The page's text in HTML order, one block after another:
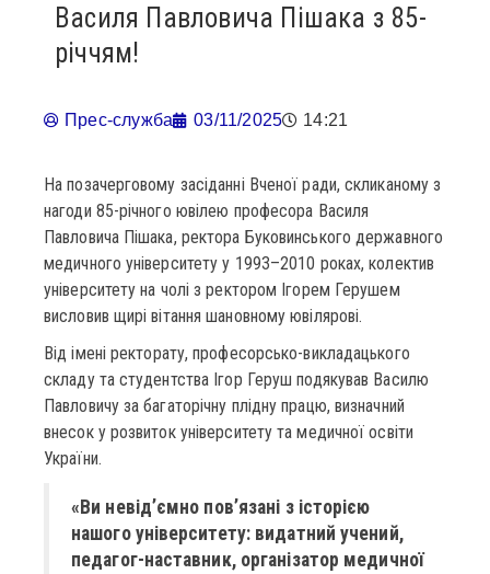
Василя Павловича Пішака з 85-
річчям!
Прес-служба 03/11/2025 14:21
На позачерговому засіданні Вченої ради, скликаному з
нагоди 85-річного ювілею професора Василя
Павловича Пішака, ректора Буковинського державного
медичного університету у 1993–2010 роках, колектив
університету на чолі з ректором Ігорем Герушем
висловив щирі вітання шановному ювілярові.
Від імені ректорату, професорсько-викладацького
складу та студентства Ігор Геруш подякував Василю
Павловичу за багаторічну плідну працю, визначний
внесок у розвиток університету та медичної освіти
України.
«Ви невід’ємно пов’язані з історією
нашого університету: видатний учений,
педагог-наставник, організатор медичної